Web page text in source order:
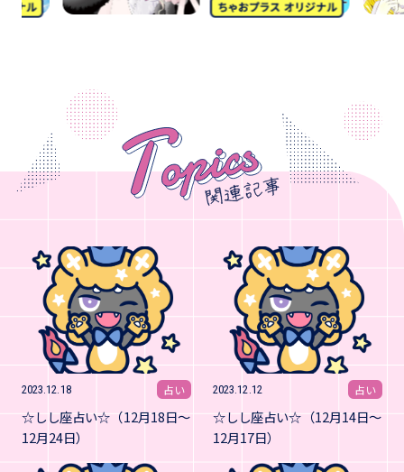
2023.12.18 占い
☆しし座占い☆（12月18日～
12月24日）
2023.12.12 占い
☆しし座占い☆（12月14日～
12月17日）